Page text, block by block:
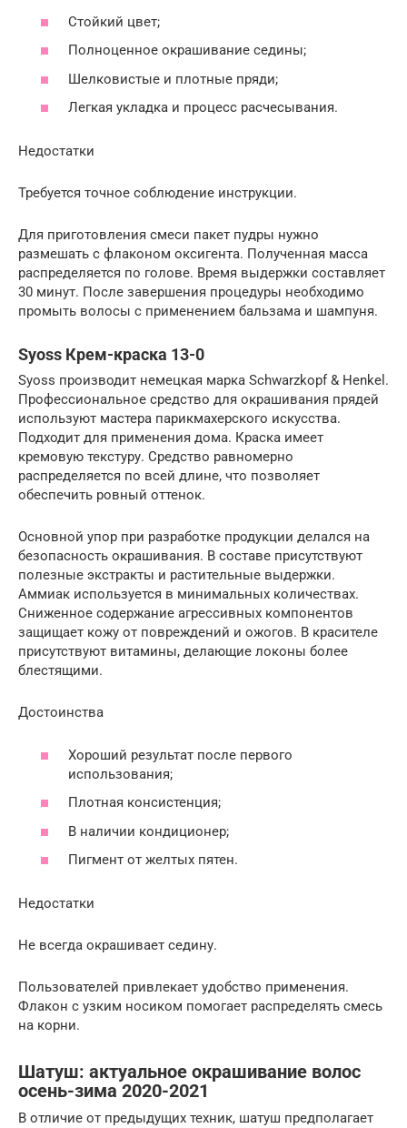
Стойкий цвет;
Полноценное окрашивание седины;
Шелковистые и плотные пряди;
Легкая укладка и процесс расчесывания.
Недостатки
Требуется точное соблюдение инструкции.
Для приготовления смеси пакет пудры нужно
размешать с флаконом оксигента. Полученная масса
распределяется по голове. Время выдержки составляет
30 минут. После завершения процедуры необходимо
промыть волосы с применением бальзама и шампуня.
Syoss Крем-краска 13-0
Syoss производит немецкая марка Schwarzkopf & Henkel.
Профессиональное средство для окрашивания прядей
используют мастера парикмахерского искусства.
Подходит для применения дома. Краска имеет
кремовую текстуру. Средство равномерно
распределяется по всей длине, что позволяет
обеспечить ровный оттенок.
Основной упор при разработке продукции делался на
безопасность окрашивания. В составе присутствуют
полезные экстракты и растительные выдержки.
Аммиак используется в минимальных количествах.
Сниженное содержание агрессивных компонентов
защищает кожу от повреждений и ожогов. В красителе
присутствуют витамины, делающие локоны более
блестящими.
Достоинства
Хороший результат после первого
использования;
Плотная консистенция;
В наличии кондиционер;
Пигмент от желтых пятен.
Недостатки
Не всегда окрашивает седину.
Пользователей привлекает удобство применения.
Флакон с узким носиком помогает распределять смесь
на корни.
Шатуш: актуальное окрашивание волос
осень-зима 2020-2021
В отличие от предыдущих техник, шатуш предполагает